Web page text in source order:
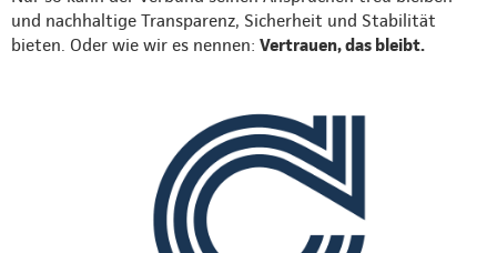
und nachhaltige Transparenz, Sicherheit und Stabilität
bieten. Oder wie wir es nennen: Vertrauen, das bleibt.